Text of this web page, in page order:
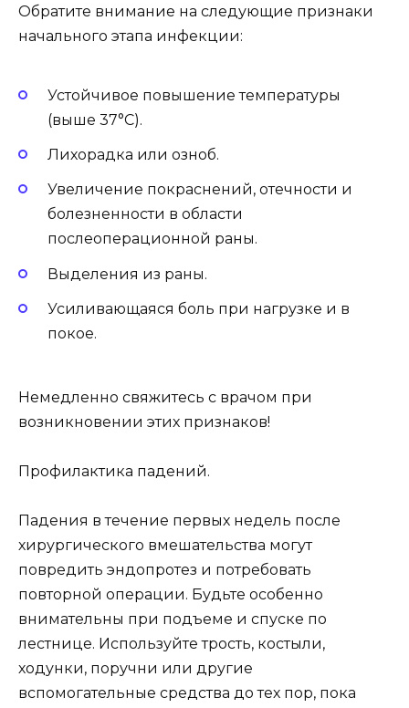
Обратите внимание на следующие признаки
начального этапа инфекции:
Устойчивое повышение температуры
(выше 37°C).
Лихорадка или озноб.
Увеличение покраснений, отечности и
болезненности в области
послеоперационной раны.
Выделения из раны.
Усиливающаяся боль при нагрузке и в
покое.
Немедленно свяжитесь с врачом при
возникновении этих признаков!
Профилактика падений.
Падения в течение первых недель после
хирургического вмешательства могут
повредить эндопротез и потребовать
повторной операции. Будьте особенно
внимательны при подъеме и спуске по
лестнице. Используйте трость, костыли,
ходунки, поручни или другие
вспомогательные средства до тех пор, пока